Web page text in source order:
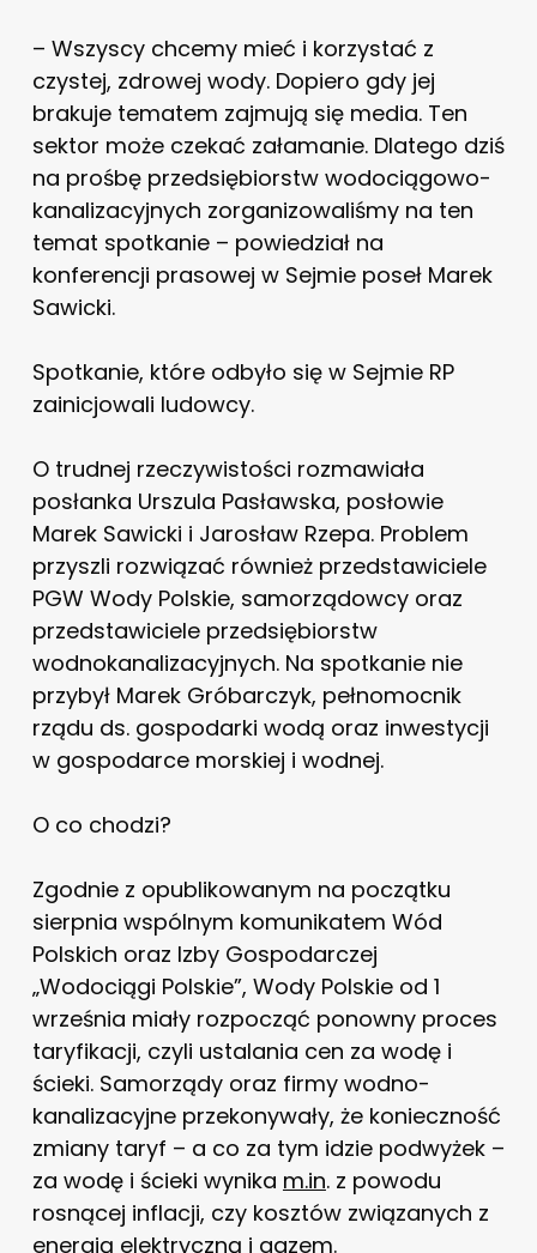
– Wszyscy chcemy mieć i korzystać z
czystej, zdrowej wody. Dopiero gdy jej
brakuje tematem zajmują się media. Ten
sektor może czekać załamanie. Dlatego dziś
na prośbę przedsiębiorstw wodociągowo-
kanalizacyjnych zorganizowaliśmy na ten
temat spotkanie – powiedział na
konferencji prasowej w Sejmie poseł Marek
Sawicki.
Spotkanie, które odbyło się w Sejmie RP
zainicjowali ludowcy.
O trudnej rzeczywistości rozmawiała
posłanka Urszula Pasławska, posłowie
Marek Sawicki i Jarosław Rzepa. Problem
przyszli rozwiązać również przedstawiciele
PGW Wody Polskie, samorządowcy oraz
przedstawiciele przedsiębiorstw
wodnokanalizacyjnych. Na spotkanie nie
przybył Marek Gróbarczyk, pełnomocnik
rządu ds. gospodarki wodą oraz inwestycji
w gospodarce morskiej i wodnej.
O co chodzi?
Zgodnie z opublikowanym na początku
sierpnia wspólnym komunikatem Wód
Polskich oraz Izby Gospodarczej
„Wodociągi Polskie”, Wody Polskie od 1
września miały rozpocząć ponowny proces
taryfikacji, czyli ustalania cen za wodę i
ścieki. Samorządy oraz firmy wodno-
kanalizacyjne przekonywały, że konieczność
zmiany taryf – a co za tym idzie podwyżek –
za wodę i ścieki wynika m.in. z powodu
rosnącej inflacji, czy kosztów związanych z
energią elektryczną i gazem.